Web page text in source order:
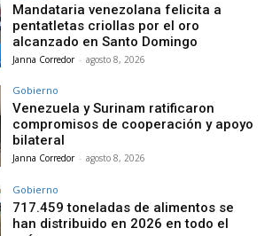
Mandataria venezolana felicita a
pentatletas criollas por el oro
alcanzado en Santo Domingo
Janna Corredor - agosto 8, 2026
Gobierno
Venezuela y Surinam ratificaron
compromisos de cooperación y apoyo
bilateral
Janna Corredor - agosto 8, 2026
Gobierno
717.459 toneladas de alimentos se
han distribuido en 2026 en todo el